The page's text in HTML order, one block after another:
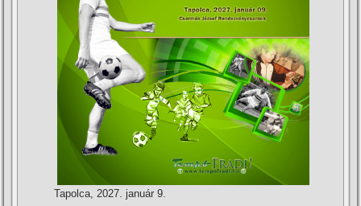
Tapolca, 2027. január 9.